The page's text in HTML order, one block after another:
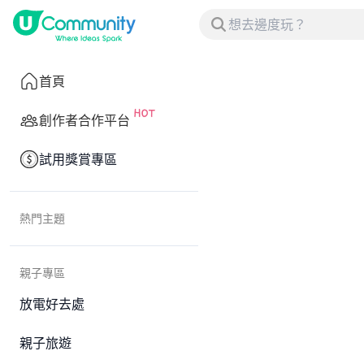
首頁
創作者合作平台
試用獎賞專區
熱門主題
親子專區
放電好去處
親子旅遊